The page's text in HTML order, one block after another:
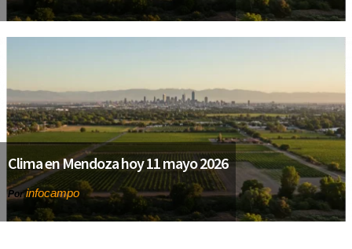
Clima en Mendoza hoy 11 mayo 2026
Porinfocampo